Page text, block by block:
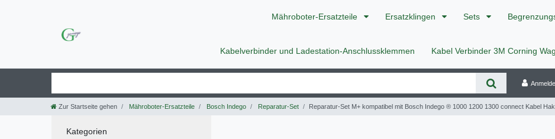
Mähroboter-Ersatzteile Ersatzklingen Sets
Kabelverbinder und Ladestation-Anschlussklemmen Kabel Verbinder 3M Corning
Zur Startseite gehen Mähroboter-Ersatzteile Bosch Indego Reparatur-Set Reparatur-Set M+ kompatibel mit Bosch Indego ® 1000 1200 1300 connect Kabel
Kategorien